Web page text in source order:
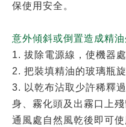
保使用安全。
意外傾斜或倒置造成精
1. 拔除電源線，使機器
2. 把裝填精油的玻璃瓶
3. 以乾布沾取少許稀釋
身、霧化頭及出霧口上
通風處自然風乾後即可